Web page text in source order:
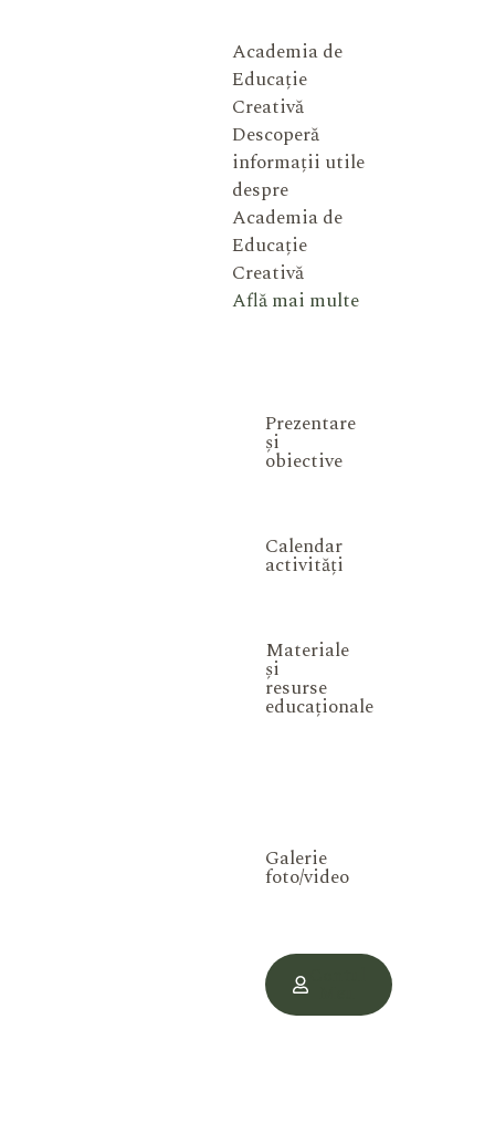
Academia de
Educație
Creativă
Descoperă
informații utile
despre
Academia de
Educație
Creativă
Află mai multe
Prezentare
și
obiective
Calendar
activități
Materiale
și
resurse
educaționale
Galerie
foto/video